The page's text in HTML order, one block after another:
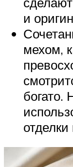
и
мехом,
богато.